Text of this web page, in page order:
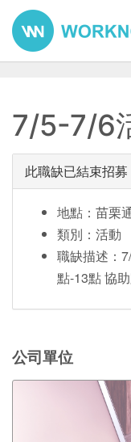
7/5-7/6
此職缺已結束招募
地點：苗栗
類別：活動
職缺描述：
點-13點 協
公司單位